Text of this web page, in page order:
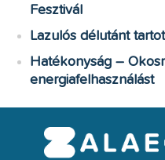
Fesztivál
Lazulós délutánt
Hatékonyság –
energiafelhasználást